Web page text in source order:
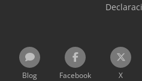
Blog Facebook X